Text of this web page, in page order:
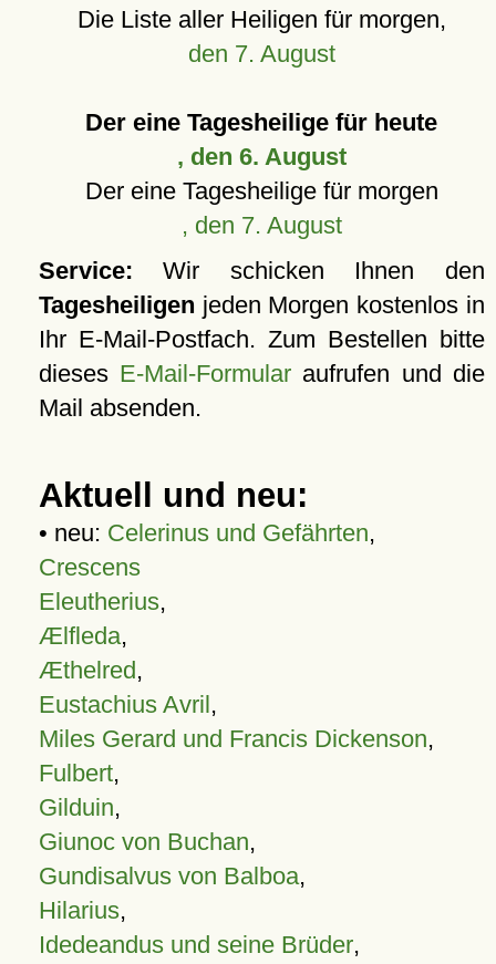
Die Liste aller Heiligen für morgen,
den 7. August
Der eine Tagesheilige für heute
, den 6. August
Der eine Tagesheilige für morgen
, den 7. August
Service: Wir schicken Ihnen den
Tagesheiligen jeden Morgen kostenlos in
Ihr E-Mail-Postfach. Zum Bestellen bitte
dieses E-Mail-Formular aufrufen und die
Mail absenden.
Aktuell und neu:
• neu: Celerinus und Gefährten,
Crescens
Eleutherius,
Ælfleda,
Æthelred,
Eustachius Avril,
Miles Gerard und Francis Dickenson,
Fulbert,
Gilduin,
Giunoc von Buchan,
Gundisalvus von Balboa,
Hilarius,
Idedeandus und seine Brüder,